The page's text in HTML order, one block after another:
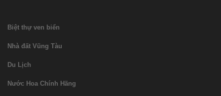
Biệt thự ven biển
Nhà đất Vũng Tàu
Du Lịch
Nước Hoa Chính Hãng